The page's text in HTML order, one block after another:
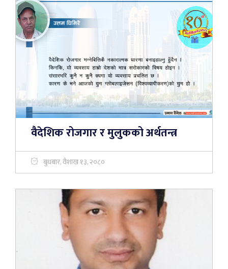
वैदेशिक रोजगार र मुलुकको अर्थतन्त्र
बुधबार, वैशाख १३, २०८०